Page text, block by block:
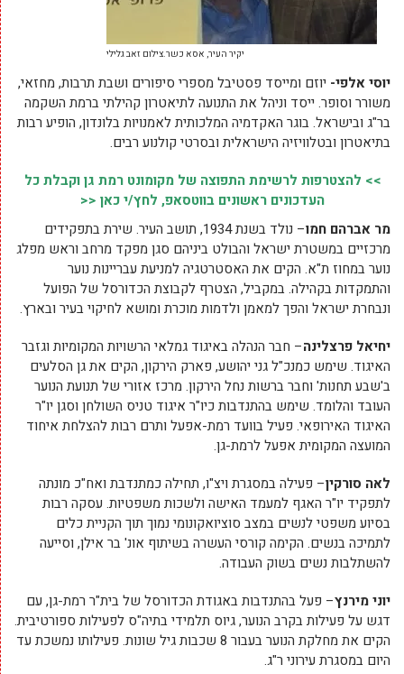
יקיר העיר, אסא כשר.צילום זאב גלילי
יוסי אלפי- יוזם ומייסד פסטיבל מספרי סיפורים ושבת תרבות, מחזאי,
משורר וסופר. ייסד וניהל את התנועה לתיאטרון קהילתי ברמת השקמה
בר"ג ובישראל. בוגר האקדמיה המלכותית לאמנויות בלונדון, הופיע רבות
בתיאטרון ובטלוויזיה הישראלית ובסרטי קולנוע רבים.
>> להצטרפות לרשימת התפוצה של מקומונט רמת גן וקבלת כל
העדכונים ראשונים בווטסאפ, לחץ/י כאן <<
מר אברהם חמו
– נולד בשנת 1934, תושב העיר. שירת בתפקידים
מרכזיים במשטרת ישראל והבולט ביניהם סגן מפקד מרחב וראש מפלג
נוער במחוז ת"א. הקים את האסטרטגיה למניעת עבריינות נוער
והתמקדות בקהילה. במקביל, הצטרף לקבוצת הכדורסל של הפועל
ונבחרת ישראל והפך למאמן ולדמות מוכרת ומושא לחיקוי בעיר ובארץ.
יחיאל פרצלינה– חבר הנהלה באיגוד גמלאי הרשויות המקומיות וגזבר
האיגוד. שימש כמנכ"ל גני יהושע, פארק הירקון, הקים את גן הסלעים
ב'שבע תחנות' וחבר ברשות נחל הירקון. מרכז אזורי של תנועת הנוער
העובד והלומד. שימש בהתנדבות כיו"ר איגוד טניס השולחן וסגן יו"ר
האיגוד האירופאי. פעיל בוועד רמת-אפעל ותרם רבות להצלחת איחוד
המועצה המקומית אפעל לרמת-גן.
לאה סורקין– פעילה במסגרת ויצ"ו, תחילה כמתנדבת ואח"כ מונתה
לתפקיד יו"ר האגף למעמד האישה ולשכות משפטיות. עסקה רבות
בסיוע משפטי לנשים במצב סוציואקונומי נמוך תוך הקניית כלים
לתמיכה בנשים. הקימה קורסי העשרה בשיתוף אונ' בר אילן, וסייעה
להשתלבות נשים בשוק העבודה.
יוני מירנץ– פעל בהתנדבות באגודת הכדורסל של בית"ר רמת-גן, עם
דגש על פעילות בקרב הנוער, גיוס תלמידי בתיה"ס לפעילות ספורטיבית.
הקים את מחלקת הנוער בעבור 8 שכבות גיל שונות. פעילותו נמשכת עד
היום במסגרת עירוני ר"ג.